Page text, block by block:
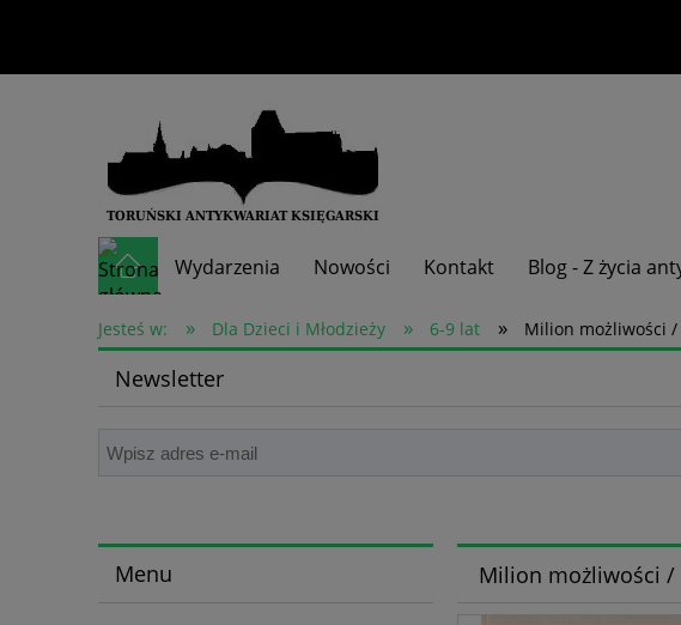
Wydarzenia Nowości Kontakt Blog - Z życia
Skup książek
Jesteś w: » Dla Dzieci i Młodzieży » 6-9 lat » Milion możliwości
Newsletter
Menu Milion możliwości /